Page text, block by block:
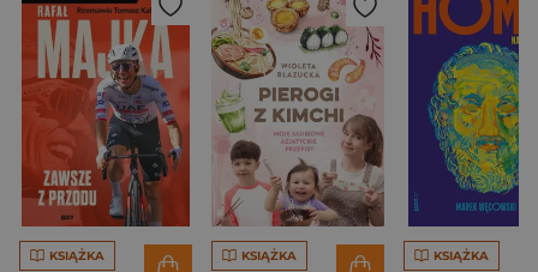
KSIĄŻKA KSIĄŻKA KSIĄŻKA